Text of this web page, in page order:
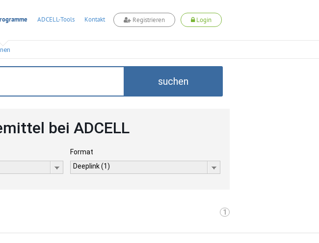
ADCELL-Tools Kontakt Registrieren Login
suchen
bei ADCELL
Format
Deeplink (1)
1